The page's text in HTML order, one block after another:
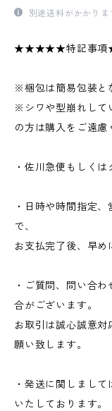
別途送料がかかりま
★★★★★特記事
※梱包は簡易包装と
※シワや型崩れして
の方は購入をご遠慮
・佐川急便もしく
・日時や時間指定
で、
お支払完了後、早め
・ご質問、問い合
合がございます。
お取引は誠心誠意
願い致します。
・発送に関しまし
いたしております。